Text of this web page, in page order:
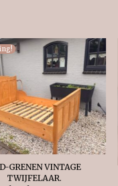
GRENEN VINTAGE
TWIJFELAAR.